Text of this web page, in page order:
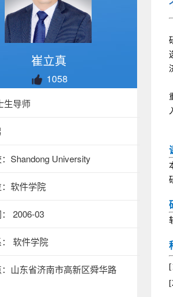
崔立真
1058
生导师
Shandong University
软件学院
2006-03
软件学院
山东省济南市高新区舜华路